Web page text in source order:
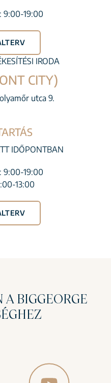
9:00-19:00
IRODA
CITY)
utca 9.
IDŐPONTBAN
9:00-19:00
13:00
BIGGEORGE